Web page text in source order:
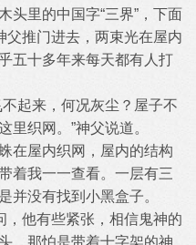
里的中国字“三界”，下面
父推门进去，两束光在屋内
五十多年来每天都有人打
起来，何况灰尘？屋子不
里织网。”神父说道。
屋内织网，屋内的结构
着我一一查看。一层有三
并没有找到小黑盒子。
他有些紧张，相信鬼神的
，那怕是带着十字架的神